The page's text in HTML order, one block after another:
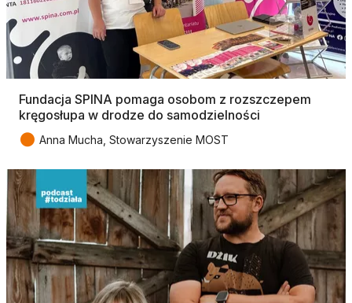
Fundacja SPINA pomaga osobom z rozszczepem
kręgosłupa w drodze do samodzielności
● Anna Mucha, Stowarzyszenie MOST